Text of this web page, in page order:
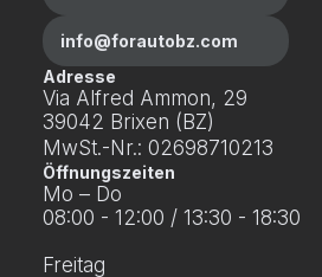
info@forautobz.com
Adresse
Via Alfred Ammon, 29
39042 Brixen (BZ)
MwSt.-Nr.: 02698710213
Öffnungszeiten
Mo – Do
08:00 - 12:00 / 13:30 - 18:30
Freitag